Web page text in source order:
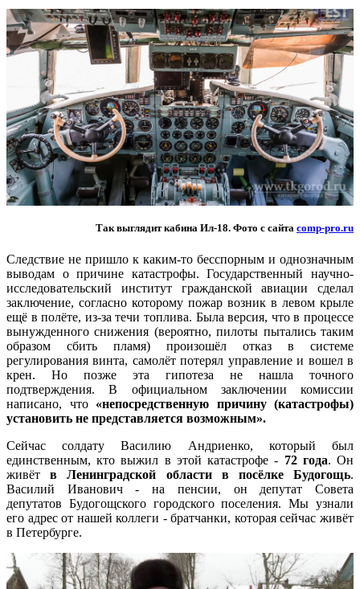
Так выглядит кабина Ил-18. Фото с сайта comp-pro.ru
Следствие не пришло к каким-то бесспорным и однозначным
выводам о причине катастрофы. Государственный научно-
исследовательский институт гражданской авиации сделал
заключение, согласно которому пожар возник в левом крыле
ещё в полёте, из-за течи топлива. Была версия, что в процессе
вынужденного снижения (вероятно, пилоты пытались таким
образом сбить пламя) произошёл отказ в системе
регулирования винта, самолёт потерял управление и вошел в
крен. Но позже эта гипотеза не нашла точного
подтверждения. В официальном заключении комиссии
написано, что «непосредственную причину (катастрофы)
установить не представляется возможным».
Сейчас солдату Василию Андриенко, который был
единственным, кто выжил в этой катастрофе - 72 года. Он
живётв Ленинградской области в посёлке Будогощь.
Василий Иванович - на пенсии, он депутат Совета
депутатов Будогощского городского поселения. Мы узнали
его адрес от нашей коллеги - братчанки, которая сейчас живёт
в Петербурге.